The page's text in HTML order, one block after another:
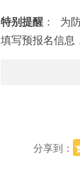
特别提醒 ： 为
填写预报名信息
分享到：